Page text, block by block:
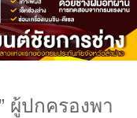
ผู้ปกครองพา